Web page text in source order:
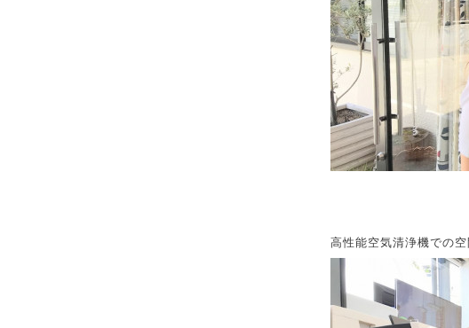
高性能空気清浄機での